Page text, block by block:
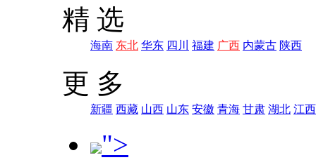
精 选
海南 东北 华东 四川 福建 广西 内蒙古 陕西
更 多
新疆 西藏 山西 山东 安徽 青海 甘肃 湖北 江西
">